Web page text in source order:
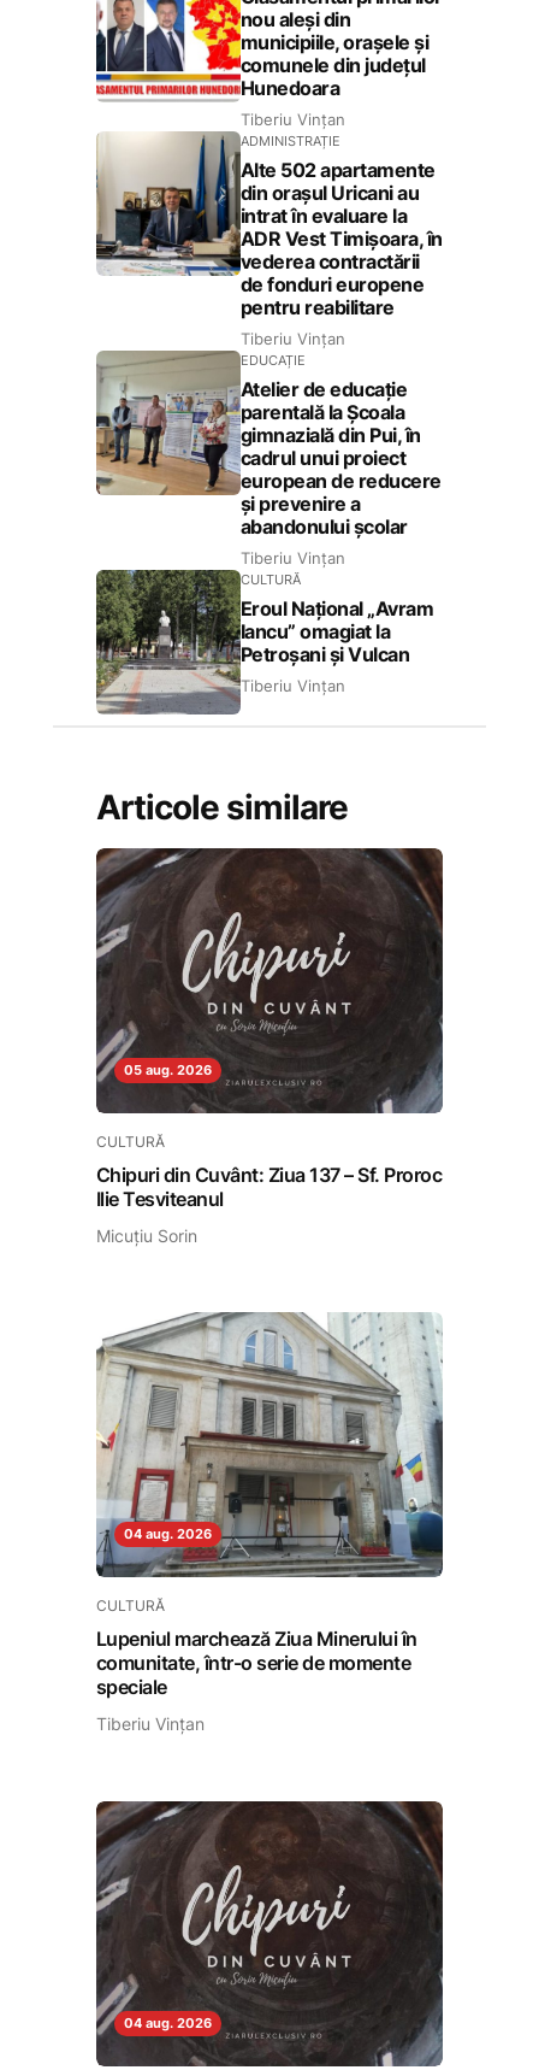
nou aleși din
municipiile, orașele și
comunele din județul
Hunedoara
Tiberiu Vințan
ADMINISTRAȚIE
Alte 502 apartamente
din orașul Uricani au
intrat în evaluare la
ADR Vest Timișoara, în
vederea contractării
de fonduri europene
pentru reabilitare
Tiberiu Vințan
EDUCAȚIE
Atelier de educație
parentală la Școala
gimnazială din Pui, în
cadrul unui proiect
european de reducere
și prevenire a
abandonului școlar
Tiberiu Vințan
CULTURĂ
Eroul Național „Avram
Iancu” omagiat la
Petroșani și Vulcan
Tiberiu Vințan
Articole similare
05 aug. 2026
CULTURĂ
Chipuri din Cuvânt: Ziua 137 – Sf. Proroc
Ilie Tesviteanul
Micuțiu Sorin
04 aug. 2026
CULTURĂ
Lupeniul marchează Ziua Minerului în
comunitate, într-o serie de momente
speciale
Tiberiu Vințan
04 aug. 2026